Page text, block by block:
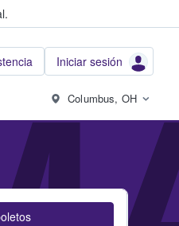
Iniciar sesión
Columbus, OH